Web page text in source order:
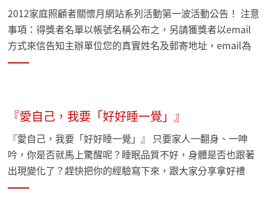
2012家庭照顧者關懷月網站系列活動第一波活動公告！ 注意
事項：得獎者名單以帳號名稱公布之，另請獲獎者以email
方式來信告知主辦單位您的真實姓名及郵寄地址，email為
familycare.tw@gmail.com，我們將盡快為您寄出活動獎品
『愛自己，我要「好好睡一覺」』
『愛自己，我要「好好睡一覺」』 只要家人一翻身、一呻
吟，你是否就馬上驚醒呢？睡眠品質不好，身體是否也跟著
出現變化了？趕快把你的經驗寫下來，跟大家分享拿好禮
喔！